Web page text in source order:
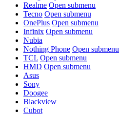
Realme Open submenu
Tecno Open submenu
OnePlus Open submenu
Infinix Open submenu
Nubia
Nothing Phone Open submenu
TCL Open submenu
HMD Open submenu
Asus
Sony
Doogee
Blackview
Cubot